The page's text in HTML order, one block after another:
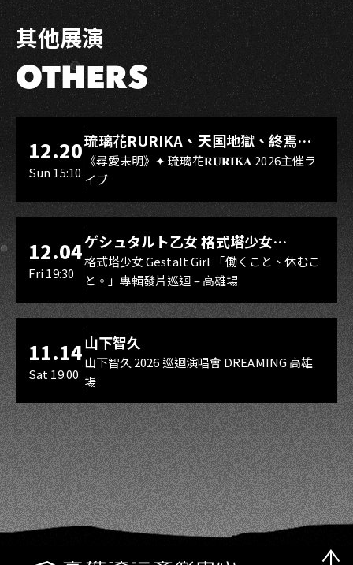
其他展演
OTHERS
LIVE WAREHOUSE 小庫
12.20
Sun 15:10
琉璃花RURIKA、天国地獄、終焉
Rebirth、DUALIA、無我夢中、花奏
スマイル（O.A.）
《尋愛未明》✦ 琉璃花𝐑𝐔𝐑𝐈𝐊𝐀 2026主催ラ
イブ
LIVE WAREHOUSE 小庫
12.04
Fri 19:30
ゲシュタルト乙女 格式塔少女
Gestalt Girl
格式塔少女 Gestalt Girl 「働くこと、休むこ
と。」專輯發片巡迴 – 高雄場
11.14
Sat 19:00
山下智久
山下智久 2026 巡迴演唱會 DREAMING 高雄
場